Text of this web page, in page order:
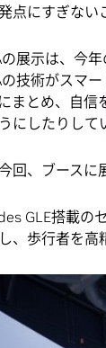
点にすぎない
展示は、今
技術がスマ
まとめ、自信
にしたりして
回、ブースに
GLE搭載の
、歩行者を高